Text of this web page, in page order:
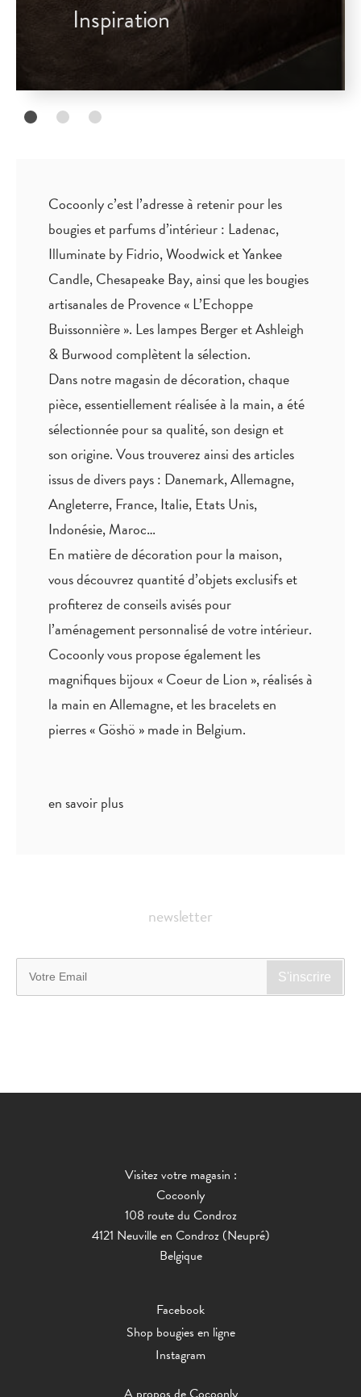
Inspiration
Cocoonly c’est l’adresse à retenir pour les
bougies et parfums d’intérieur : Ladenac,
Illuminate by Fidrio, Woodwick et Yankee
Candle, Chesapeake Bay, ainsi que les bougies
artisanales de Provence « L’Echoppe
Buissonnière ». Les lampes Berger et Ashleigh
& Burwood complètent la sélection.
Dans notre magasin de décoration, chaque
pièce,essentiellement réalisée à la main, a été
sélectionnée pour sa qualité, son design et
son origine. Vous trouverez ainsi des articles
issus de divers pays : Danemark, Allemagne,
Angleterre, France, Italie, Etats Unis,
Indonésie, Maroc…
En matière de décoration pour la maison,
vous découvrez quantitéd’objets exclusifset
profiterez deconseils aviséspour
l’aménagement personnalisé de votre intérieur.
Cocoonly vous propose également les
magnifiques bijoux « Coeur de Lion », réalisés à
la main en Allemagne, et les bracelets en
pierres « Göshö » made in Belgium.
en savoir plus
newsletter
Visitez votre magasin :
Cocoonly
108 route du Condroz
4121 Neuville en Condroz (Neupré)
Belgique
Facebook
Shop bougies en ligne
Instagram